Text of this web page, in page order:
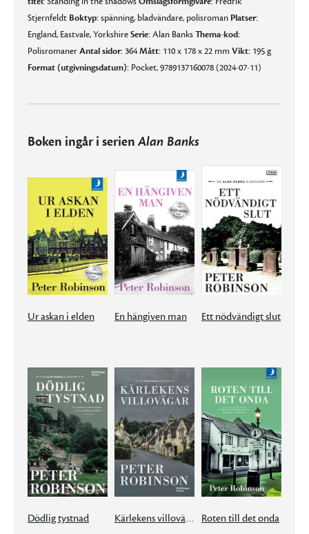
Stjernfeldt Boktyp:spänning, bladvändare, polisroman Platser:
England, Eastvale, YorkshireSerie:Alan BanksThema-kod:
PolisromanerAntal sidor:364Mått: 110 x 178 x 22 mmVikt: 195 g
Format (utgivningsdatum): Pocket, 9789137160078 (2024-07-11)
Boken ingår i serien Alan Banks
Ur askan i elden En hängiven man Ett nödvändigt slut
Dödlig tystnad Kärlekens villovägar Roten till det onda